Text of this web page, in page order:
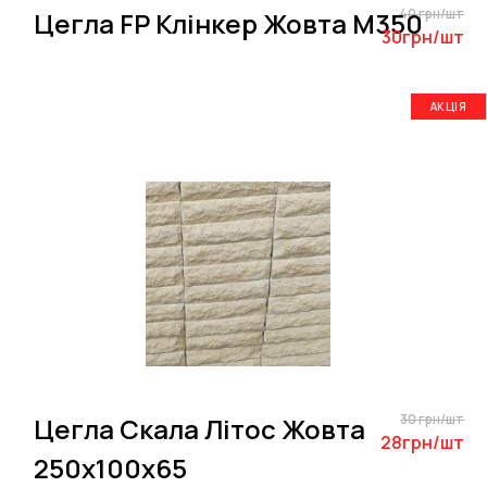
Цегла FP Клінкер Жовта M35040 грн/шт
30грн/шт
АКЦІЯ
Цегла Скала Літос Жовта
250х100х65
30 грн/шт
28грн/шт